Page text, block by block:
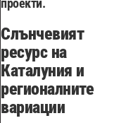
проекти.
Слънчевият
ресурс на
Каталуния и
регионалните
вариации